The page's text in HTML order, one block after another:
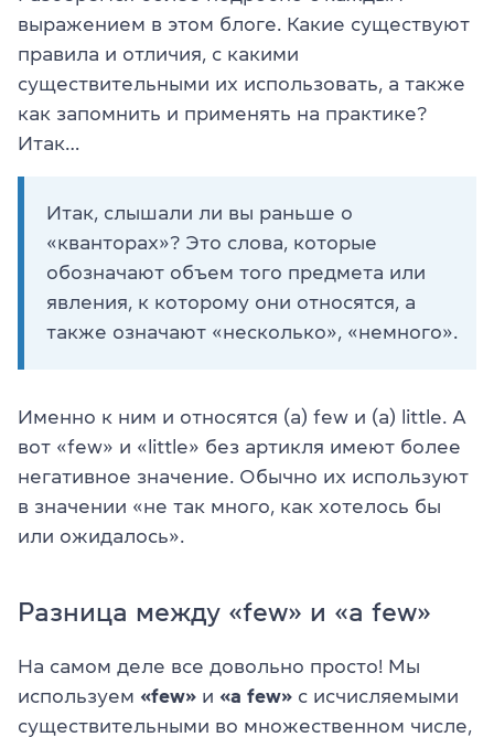
выражением в этом блоге. Какие существуют
правила и отличия, с какими
существительными их использовать, а также
как запомнить и применять на практике?
Итак…
Итак, слышали ли вы раньше о
«кванторах»? Это слова, которые
обозначают объем того предмета или
явления, к которому они относятся, а
также означают «несколько», «немного».
Именно к ним и относятся (а) few и (a) little. А
вот «few» и «little» без артикля имеют более
негативное значение. Обычно их используют
в значении «не так много, как хотелось бы
или ожидалось».
Разница между «few» и «a few»
На самом деле все довольно просто! Мы
используем «few» и «a few» с исчисляемыми
существительными во множественном числе,